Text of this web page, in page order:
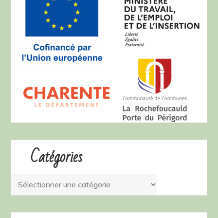
Catégories
Catégories